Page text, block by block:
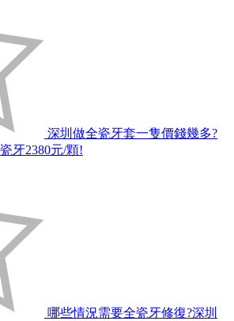
深圳做全瓷牙套一隻價錢幾多?
牙2380元/顆!
哪些情況需要全瓷牙修復?深圳